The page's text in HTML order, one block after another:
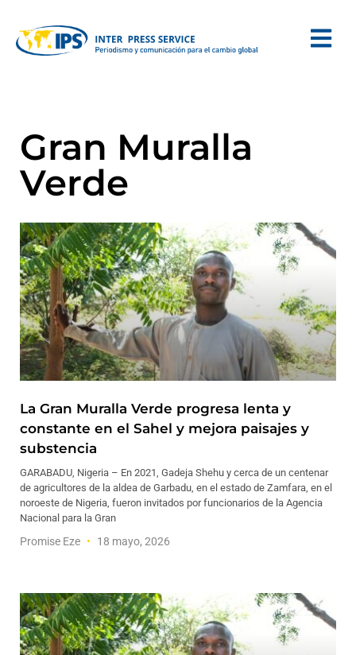
Gran Muralla
Verde
La Gran Muralla Verde progresa lenta y
constante en el Sahel y mejora paisajes y
substencia
GARABADU, Nigeria – En 2021, Gadeja Shehu y cerca de un centenar
de agricultores de la aldea de Garbadu, en el estado de Zamfara, en el
noroeste de Nigeria, fueron invitados por funcionarios de la Agencia
Nacional para la Gran
Promise Eze 18 mayo, 2026